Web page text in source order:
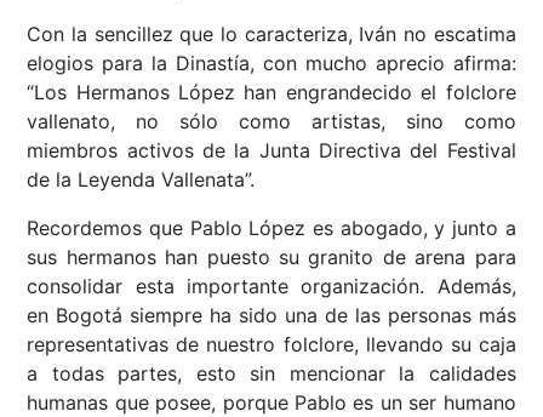
Con la sencillez que lo caracteriza, Iván no escatima
elogios para la Dinastía, con mucho aprecio afirma:
“Los Hermanos López han engrandecido el folclore
vallenato, no sólo como artistas, sino como
miembros activos de la Junta Directiva del Festival
de la Leyenda Vallenata”.
Recordemos que Pablo López es abogado, y junto a
sus hermanos han puesto su granito de arena para
consolidar esta importante organización. Además,
en Bogotá siempre ha sido una de las personas más
representativas de nuestro folclore, llevando su caja
a todas partes, esto sin mencionar la calidades
humanas que posee, porque Pablo es un ser humano